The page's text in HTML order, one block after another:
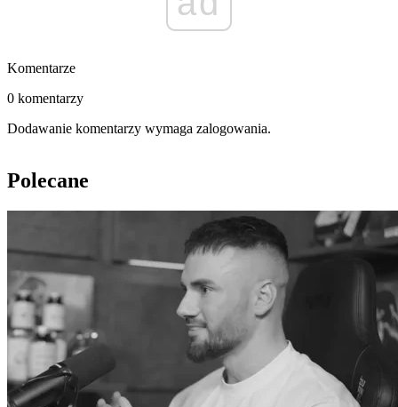
Komentarze
0 komentarzy
Dodawanie komentarzy wymaga zalogowania.
Polecane